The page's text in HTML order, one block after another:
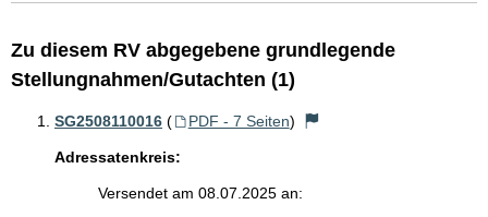
Zu diesem RV abgegebene grundlegende
Stellungnahmen/Gutachten (1)
SG2508110016 ( PDF - 7 Seiten)
Adressatenkreis:
Versendet am 08.07.2025 an: